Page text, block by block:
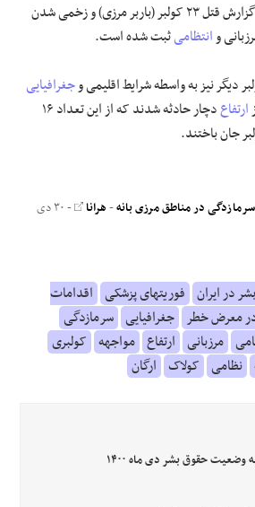
سرمازدگی و بهمن، در این گزارش قتل ۲۳ کولبر (باربر مرزی) و زخمی شدن
انتظامیثبت شده است.
جغرافیایی
ارتفاع
دچار حادثه شدند که از این تعداد ۱۶
-هرانا
- ۳۰ دی
در ایران فوریتهای پزشکی اقدامات
معرض خطر جغرافیایی سرمازدگی
مرزبانی ارتفاع مواجهه کولبری
نظامی کولاک ارگان
حقوق بشر دی ماه ۱۴۰۰